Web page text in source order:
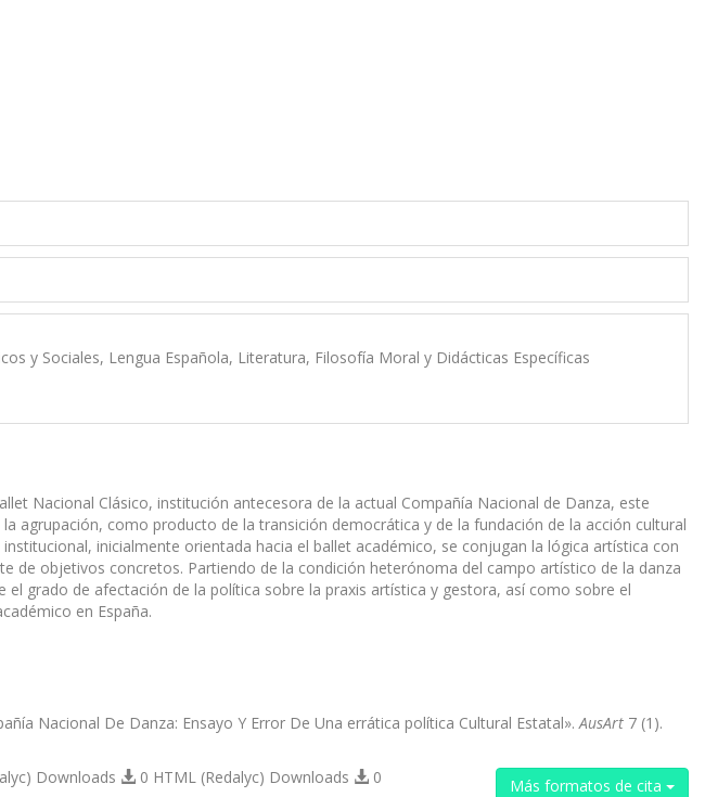
y Sociales, Lengua Española, Literatura, Filosofía Moral y Didácticas Específicas
Nacional Clásico, institución antecesora de la actual Compañía Nacional de Danza, este
agrupación, como producto de la transición democrática y de la fundación de la acción cultural
inicialmente orientada hacia el ballet académico, se conjugan la lógica artística con
de objetivos concretos. Partiendo de la condición heterónoma del campo artístico de la danza
grado de afectación de la política sobre la praxis artística y gestora, así como sobre el
en España.
Nacional De Danza: Ensayo Y Error De Una errática política Cultural Estatal». AusArt 7 (1).
Más formatos de cita
Downloads 0 HTML (Redalyc) Downloads 0